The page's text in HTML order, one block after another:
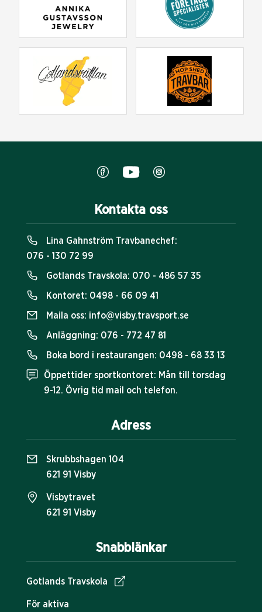
Snabblänkar
Gotlands Travskola
För aktiva
Kontakta oss
Lina Gahnström Travbanechef:
076 - 130 72 99
Gotlands Travskola: 070 - 486 57 35
Kontoret: 0498 - 66 09 41
Maila oss: info@visby.travsport.se
Anläggning: 076 - 772 47 81
Boka bord i restaurangen: 0498 - 68 33 13
Öppettider sportkontoret: Mån till torsdag
9-12. Övrig tid mail och telefon.
Adress
Skrubbshagen 104
621 91 Visby
Visbytravet
621 91 Visby